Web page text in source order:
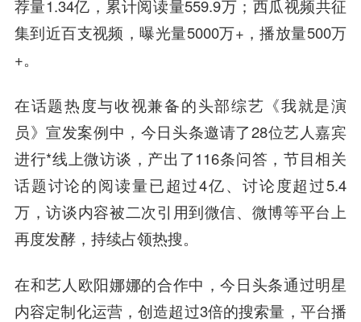
荐量1.34亿，累计阅读量559.9万；西瓜视频共征
集到近百支视频，曝光量5000万+，播放量500万
+。
在话题热度与收视兼备的头部综艺《我就是演
员》宣发案例中，今日头条邀请了28位艺人嘉宾
进行*线上微访谈，产出了116条问答，节目相关
话题讨论的阅读量已超过4亿、讨论度超过5.4
万，访谈内容被二次引用到微信、微博等平台上
再度发酵，持续占领热搜。
在和艺人欧阳娜娜的合作中，今日头条通过明星
内容定制化运营，创造超过3倍的搜索量，平台播